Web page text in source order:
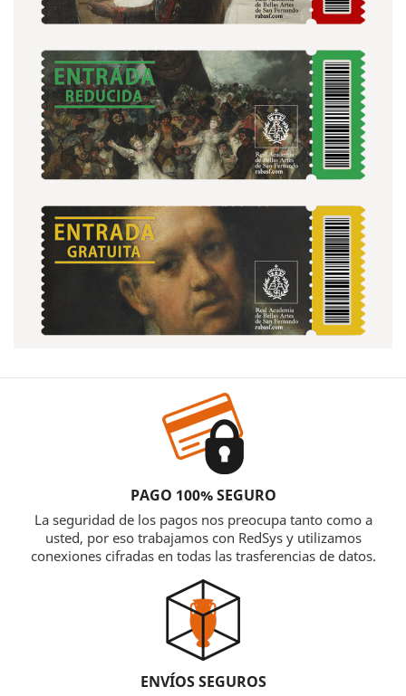
PAGO 100% SEGURO
La seguridad de los pagos nos preocupa tanto como a
usted, por eso trabajamos con RedSys y utilizamos
conexiones cifradas en todas las trasferencias de datos.
ENVÍOS SEGUROS